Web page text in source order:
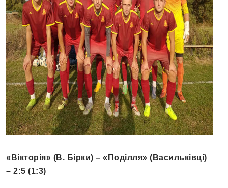
«Вікторія» (В. Бірки) – «Поділля» (Васильківці)
– 2:5 (1:3)